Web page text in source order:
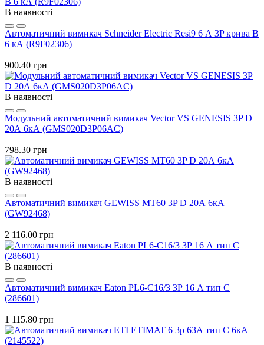
В наявності
Автоматичний вимикач Schneider Electric Resi9 6 А 3P крива B
6 кА (R9F02306)
900.40 грн
В наявності
Модульний автоматичний вимикач Vector VS GENESIS 3P D
20А 6кА (GMS020D3P06AC)
798.30 грн
В наявності
Автоматичний вимикач GEWISS МТ60 3P D 20А 6кА
(GW92468)
2 116.00 грн
В наявності
Автоматичний вимикач Eaton PL6-C16/3 3Р 16 А тип С
(286601)
1 115.80 грн